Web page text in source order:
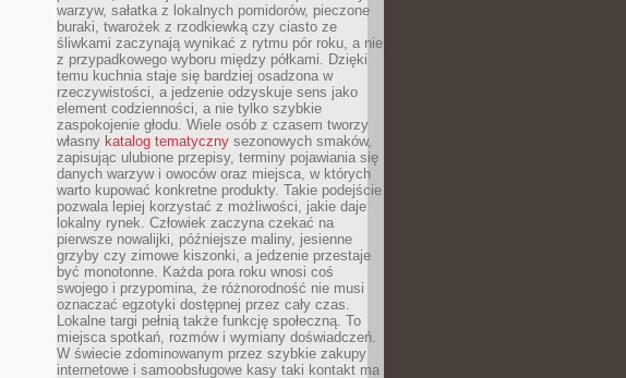
warzyw, sałatka z lokalnych pomidorów, pieczone
buraki, twarożek z rzodkiewką czy ciasto ze
śliwkami zaczynają wynikać z rytmu pór roku, a nie
z przypadkowego wyboru między półkami. Dzięki
temu kuchnia staje się bardziej osadzona w
rzeczywistości, a jedzenie odzyskuje sens jako
element codzienności, a nie tylko szybkie
zaspokojenie głodu. Wiele osób z czasem tworzy
własny katalog tematyczny sezonowych smaków,
zapisując ulubione przepisy, terminy pojawiania się
danych warzyw i owoców oraz miejsca, w których
warto kupować konkretne produkty. Takie podejście
pozwala lepiej korzystać z możliwości, jakie daje
lokalny rynek. Człowiek zaczyna czekać na
pierwsze nowalijki, późniejsze maliny, jesienne
grzyby czy zimowe kiszonki, a jedzenie przestaje
być monotonne. Każda pora roku wnosi coś
swojego i przypomina, że różnorodność nie musi
oznaczać egzotyki dostępnej przez cały czas.
Lokalne targi pełnią także funkcję społeczną. To
miejsca spotkań, rozmów i wymiany doświadczeń.
W świecie zdominowanym przez szybkie zakupy
internetowe i samoobsługowe kasy taki kontakt ma